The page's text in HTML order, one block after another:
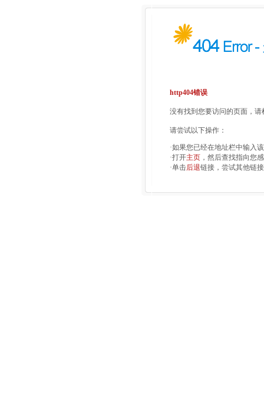
http404错误
没有找到您要访问的页面，
请尝试以下操作：
·如果您已经在地址栏中输入
·打开主页 ，然后查找指向您
·单击后退链接，尝试其他链